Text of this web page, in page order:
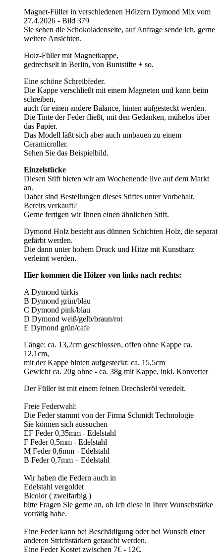
Magnet-Füller in verschiedenen Hölzern Dymond Mix vom
27.4.2026 - Bild 379
Sie sehen die Schokoladenseite, auf Anfrage sende ich, gerne
weitere Ansichten.
Holz-Füller mit Magnetkappe,
gedrechselt in Berlin, von Buntstifte + so.
Eine schöne Schreibfeder.
Die Kappe verschließt mit einem Magneten und kann beim
schreiben,
auch für einen andere Balance, hinten aufgesteckt werden.
Die Tinte der Feder fließt, mit den Gedanken, mühelos über
das Papier.
Das Modell läßt sich aber auch umbauen zu einem
Ceramicroller.
Sehen Sie das Beispielbild.
Einzelstücke
Diesen Stift bieten wir am Wochenende live auf dem Markt
an.
Daher sind Bestellungen dieses Stiftes unter Vorbehalt.
Bereits verkauft?
Gerne fertigen wir Ihnen einen ähnlichen Stift.
Dymond Holz besteht aus dünnen Schichten Holz, die separat
gefärbt werden.
Die dann unter hohem Druck und Hitze mit Kunstharz
verleimt werden.
Hier kommen die Hölzer von links nach rechts:
A Dymond türkis
B Dymond grün/blau
C Dymond pink/blau
D Dymond weiß/gelb/braun/rot
E Dymond grün/cafe
Länge: ca. 13,2cm geschlossen, offen ohne Kappe ca.
12,1cm,
mit der Kappe hinten aufgesteckt: ca. 15,5cm
Gewicht ca. 20g ohne - ca. 38g mit Kappe, inkl. Konverter
Der Füller ist mit einem feinen Drechsleröl veredelt.
Freie Federwahl:
Die Feder stammt von der Firma Schmidt Technologie
Sie können sich aussuchen
EF Feder 0,35mm - Edelstahl
F Feder 0,5mm - Edelstahl
M Feder 0,6mm - Edelstahl
B Feder 0,7mm – Edelstahl
Wir haben die Federn auch in
Edelstahl vergoldet
Bicolor ( zweifarbig )
bitte Fragen Sie gerne an, ob ich diese in Ihrer Wunschstärke
vorrätig habe.
Eine Feder kann bei Beschädigung oder bei Wunsch einer
anderen Strichstärken getaucht werden.
Eine Feder Kostet zwischen 7€ - 12€.